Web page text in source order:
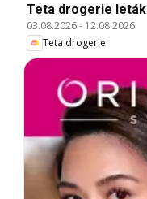
Teta drogerie leták
03.08.2026- 12.08.2026
Teta drogerie